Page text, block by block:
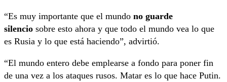
“Es muy importante que el mundo no guarde
silencio sobre esto ahora y que todo el mundo vea lo que
es Rusia y lo que está haciendo”, advirtió.
“El mundo entero debe emplearse a fondo para poner fin
de una vez a los ataques rusos. Matar es lo que hace Putin.